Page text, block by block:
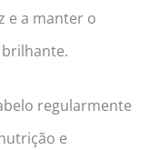
e a manter o
regularmente
e